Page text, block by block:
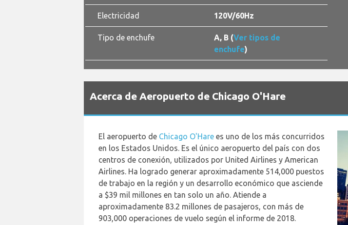
Electricidad 120V/60Hz
Tipo de enchufe A, B (Ver tipos de
enchufe)
Acerca de Aeropuerto de Chicago O'Hare
El aeropuerto de Chicago O'Hare es uno de los más concurridos
en los Estados Unidos. Es el único aeropuerto del país con dos
centros de conexión, utilizados por United Airlines y American
Airlines. Ha logrado generar aproximadamente 514,000 puestos
de trabajo en la región y un desarrollo económico que asciende
a $39 mil millones en tan solo un año. Atiende a
aproximadamente 83.2 millones de pasajeros, con más de
903,000 operaciones de vuelo según el informe de 2018.